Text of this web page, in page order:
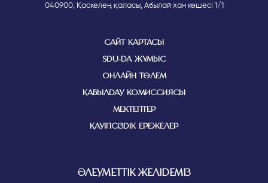
040900, Қаскелең қаласы, Абылай хан көшесі 1/1
САЙТ КАРТАСЫ
SDU-ДА ЖҰМЫС
ОНЛАЙН ТӨЛЕМ
ҚАБЫЛДАУ КОМИССИЯСЫ
МЕКТЕПТЕР
ҚАУІПСІЗДІК ЕРЕЖЕЛЕР
ӘЛЕУМЕТТІК ЖЕЛІДЕМІЗ